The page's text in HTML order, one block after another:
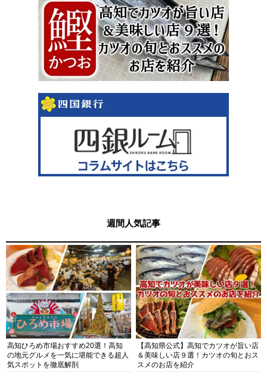
週間人気記事
高知ひろめ市場おすすめ20選！高知
の地元グルメを一気に堪能できる超人
気スポットを徹底解剖
【高知県公式】高知でカツオが旨い店
＆美味しい店９選！カツオの旬とおス
スメのお店を紹介